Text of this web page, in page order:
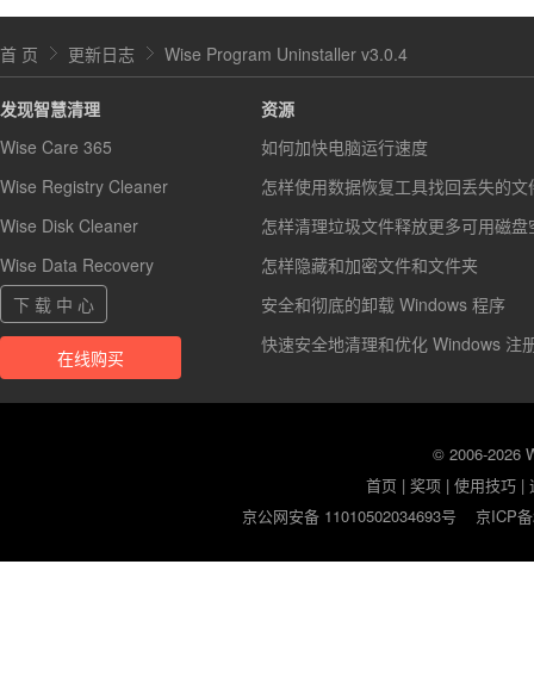
首 页 更新日志 Wise Program Uninstaller v3.0.4
发现智慧清理
Wise Care 365
Wise Registry Cleaner
Wise Disk Cleaner
Wise Data Recovery
下 载 中 心
在线购买
资源
如何加快电脑运行速度
怎样使用数据恢复工具找回丢失的文
怎样清理垃圾文件释放更多可用磁盘
怎样隐藏和加密文件和文件夹
安全和彻底的卸载 Windows 程序
快速安全地清理和优化 Windows 注
© 2006-2026
首页 |奖项 |使用技巧 |
京公网安备 11010502034693号
京ICP